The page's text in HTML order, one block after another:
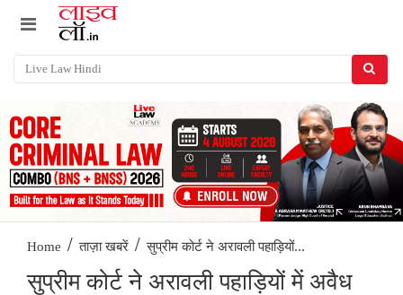
Home / ताज़ा खबरें / सुप्रीम कोर्ट ने अरावली पहाड़ियों...
सुप्रीम कोर्ट ने अरावली पहाड़ियों में अवैध